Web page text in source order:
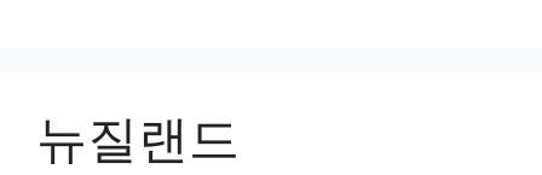
뉴질랜드